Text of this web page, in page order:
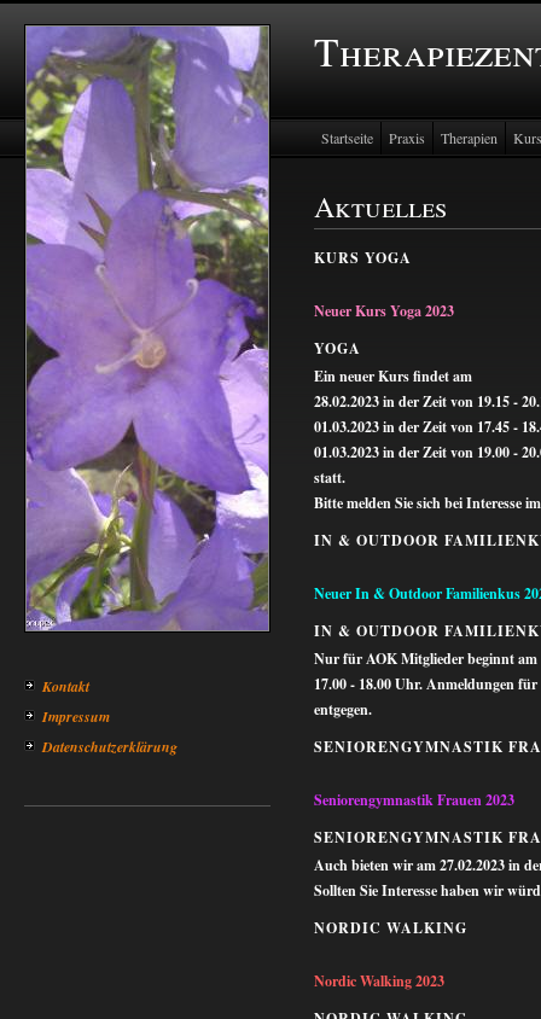
Kontakt
Impressum
Datenschutzerklärung
Startseite Praxis Therapien
Aktuelles
KURS YOGA
Neuer Kurs Yoga 2023
YOGA
Ein neuer Kurs findet am
28.02.2023 in der Zeit von 19.15 -
01.03.2023 in der Zeit von 17.45 -
01.03.2023 in der Zeit von 19.00 -
statt.
Bitte melden Sie sich bei Interesse
IN & OUTDOOR
Neuer In & Outdoor Familienkus
IN & OUTDOOR
Nur für AOK Mitglieder beginnt am
17.00 - 18.00 Uhr. Anmeldungen
entgegen.
SENIORENGYMNASTIK
Seniorengymnastik Frauen 2023
SENIORENGYMNASTIK
Auch bieten wir am 27.02.2023 in
Sollten Sie Interesse haben wir
NORDIC WALKING
Nordic Walking 2023